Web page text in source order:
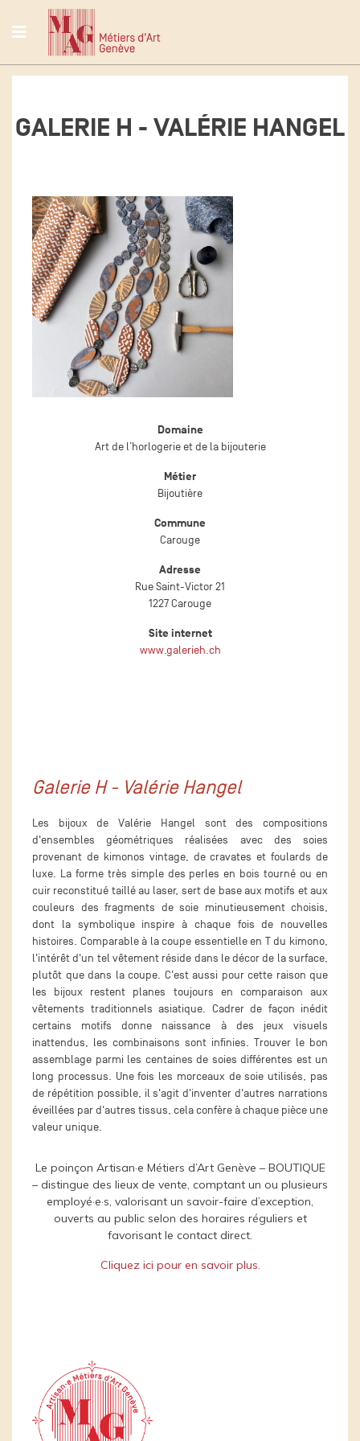
GALERIE H - VALÉRIE HANGEL
Domaine
Art de l’horlogerie et de la bijouterie
Métier
Bijoutière
Commune
Carouge
Adresse
Rue Saint-Victor 21
1227 Carouge
Site internet
www.galerieh.ch
Galerie H - Valérie Hangel
Les bijoux de Valérie Hangel sont des compositions
d'ensembles géométriques réalisées avec des soies
provenant de kimonos vintage, de cravates et foulards de
luxe. La forme très simple des perles en bois tourné ou en
cuir reconstitué taillé au laser, sert de base aux motifs et aux
couleurs des fragments de soie minutieusement choisis,
dont la symbolique inspire à chaque fois de nouvelles
histoires. Comparable à la coupe essentielle en T du kimono,
l'intérêt d'un tel vêtement réside dans le décor de la surface,
plutôt que dans la coupe. C'est aussi pour cette raison que
les bijoux restent planes toujours en comparaison aux
vêtements traditionnels asiatique. Cadrer de façon inédit
certains motifs donne naissance à des jeux visuels
inattendus, les combinaisons sont infinies. Trouver le bon
assemblage parmi les centaines de soies différentes est un
long processus. Une fois les morceaux de soie utilisés, pas
de répétition possible, il s'agit d'inventer d'autres narrations
éveillées par d'autres tissus, cela confère à chaque pièce une
valeur unique.
Le poinçon Artisan·e Métiers d’Art Genève – BOUTIQUE
– distingue des lieux de vente, comptant un ou plusieurs
employé·e·s, valorisant un savoir-faire d’exception,
ouverts au public selon des horaires réguliers et
favorisant le contact direct.
Cliquez ici pour en savoir plus.